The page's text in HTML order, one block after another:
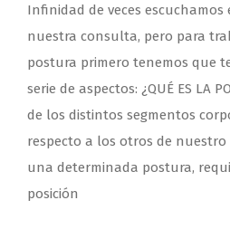
Infinidad de veces
nuestra consulta, pero para
postura primero tenemos que
serie de aspectos: ¿QUÉ ES LA
de los distintos segmentos
respecto a los otros de
una determinada postura,
posición